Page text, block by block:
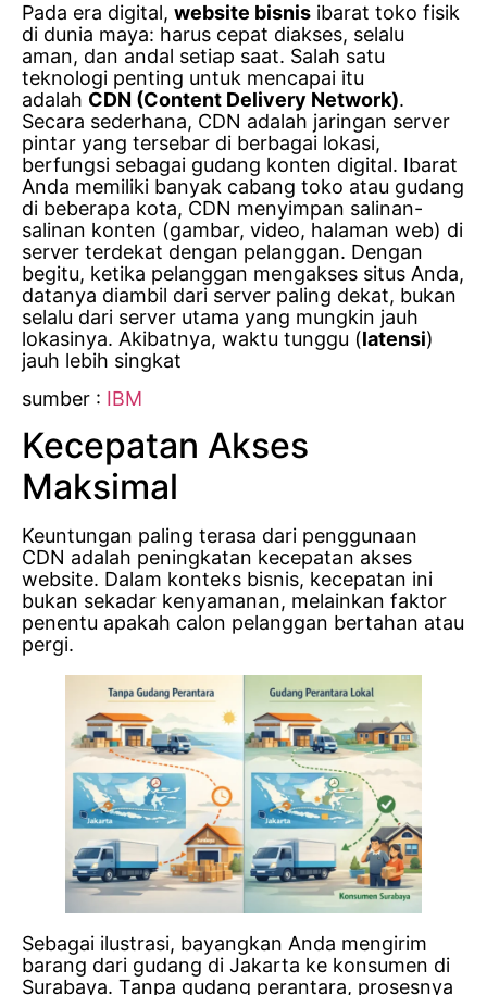
Pada era digital, website bisnis ibarat toko fisik
di dunia maya: harus cepat diakses, selalu
aman, dan andal setiap saat. Salah satu
teknologi penting untuk mencapai itu
adalah CDN (Content Delivery Network).
Secara sederhana, CDN adalah jaringan server
pintar yang tersebar di berbagai lokasi,
berfungsi sebagai gudang konten digital. Ibarat
Anda memiliki banyak cabang toko atau gudang
di beberapa kota, CDN menyimpan salinan-
salinan konten (gambar, video, halaman web) di
server terdekat dengan pelanggan. Dengan
begitu, ketika pelanggan mengakses situs Anda,
datanya diambil dari server paling dekat, bukan
selalu dari server utama yang mungkin jauh
lokasinya. Akibatnya, waktu tunggu (latensi)
jauh lebih singkat
sumber : IBM
Kecepatan Akses
Maksimal
Keuntungan paling terasa dari penggunaan
CDN adalah peningkatan kecepatan akses
website. Dalam konteks bisnis, kecepatan ini
bukan sekadar kenyamanan, melainkan faktor
penentu apakah calon pelanggan bertahan atau
pergi.
Sebagai ilustrasi, bayangkan Anda mengirim
barang dari gudang di Jakarta ke konsumen di
Surabaya. Tanpa gudang perantara, prosesnya